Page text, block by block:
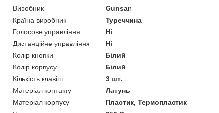
Виробник
Gunsan
Країна виробник
Туреччина
Голосове управління
Ні
Дистанційне управління
Ні
Колір кнопки
Білий
Колір корпусу
Білий
Кількість клавіш
3 шт.
Матеріал контакту
Латунь
Матеріал корпусу
Пластик, Термопластик